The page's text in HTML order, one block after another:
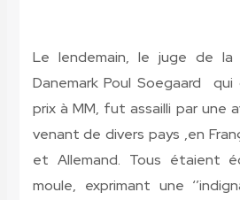
Le lendemain, le juge de la
Danemark Poul Soegaard
prix à MM, fut assailli par une
venant de divers pays ,en
et Allemand. Tous étaient
moule, exprimant une